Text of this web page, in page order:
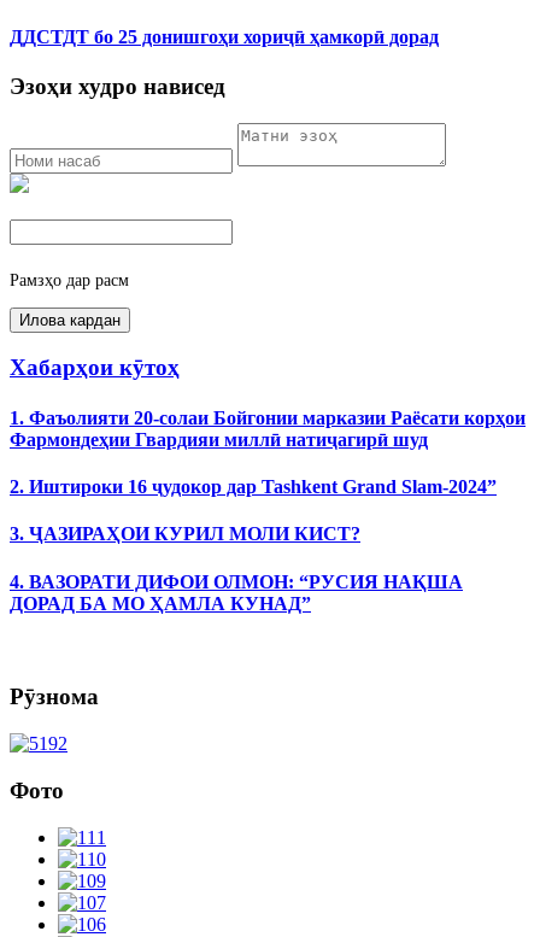
ДДСТДТ бо 25 донишгоҳи хориҷӣ ҳамкорӣ дорад
Эзоҳи худро нависед
Рамзҳо дар расм
Хабарҳои кӯтоҳ
1. Фаъолияти 20-солаи Бойгонии марказии Раёсати корҳои
Фармондеҳии Гвардияи миллӣ натиҷагирӣ шуд
2. Иштироки 16 ҷудокор дар Tashkent Grand Slam-2024”
3. ҶАЗИРАҲОИ КУРИЛ МОЛИ КИСТ?
4. ВАЗОРАТИ ДИФОИ ОЛМОН: “РУСИЯ НАҚША
ДОРАД БА МО ҲАМЛА КУНАД”
Рӯзнома
Фото